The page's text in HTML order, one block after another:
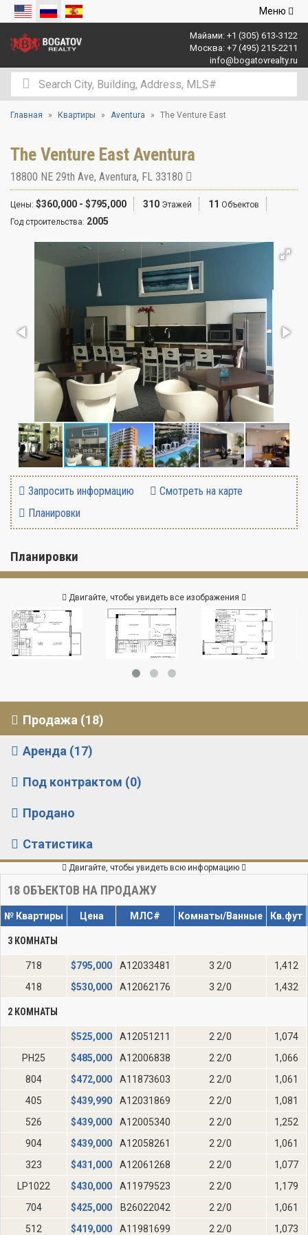
Открыть
Меню
Майами: +1 (305) 613-3122
Москва: +7 (495) 215-2211
info@bogatovrealty.ru
Главная Квартиры Aventura The Venture East
The Venture East Aventura
18800 NE 29th Ave, Aventura, FL 33180
Цены: $360,000 - $795,000 310 Этажей 11 Объектов
Год строительства: 2005
Запросить информацию
Смотреть на карте
Планировки
Планировки
Двигайте, чтобы увидеть все изображения
Продажа (18)
Аренда (17)
Под контрактом (0)
Продано
Статистика
Двигайте, чтобы увидеть всю информацию
18 ОБЪЕКТОВ НА ПРОДАЖУ
№ Квартиры Цена МЛС# Комнаты/Ванные Кв.фут
3 КОМНАТЫ
718 $795,000 A12033481 3 2/0
1,412
418
$530,000 A12062176 3 2/0 1,432
2 КОМНАТЫ
$525,000 A12051211 2 2/0
1,074
PH25
$485,000 A12006838 2 2/0
1,066
804
$472,000 A11873603 2 2/0
1,061
405
$439,990 A12031869 2 2/0
1,081
526
$439,000 A12005340 2 2/0
1,252
904
$439,000 A12058261 2 2/0
1,061
323
$431,000 A12061268 2 2/0
1,077
LP1022
$430,000 A11979523 2 2/0
1,179
704
$425,000 B26022042 2 2/0
1,061
512
$419,000 A11981699 2 2/0 1,073